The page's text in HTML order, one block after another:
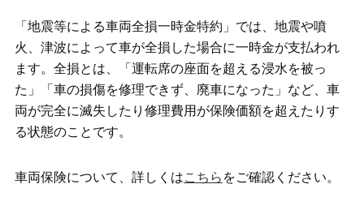
「地震等による車両全損一時金特約」では、地震や噴
火、津波によって車が全損した場合に一時金が支払われ
ます。全損とは、「運転席の座面を超える浸水を被っ
た」「車の損傷を修理できず、廃車になった」など、車
両が完全に滅失したり修理費用が保険価額を超えたりす
る状態のことです。
車両保険について、詳しくはこちら をご確認ください。